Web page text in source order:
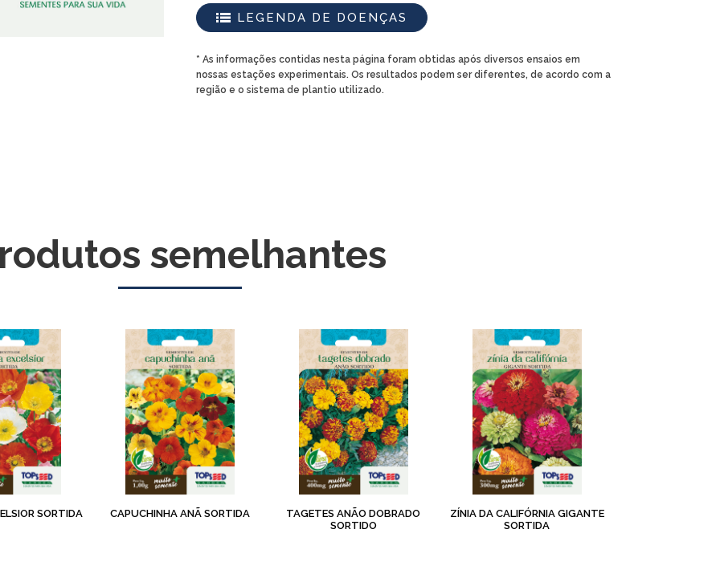
LEGENDA DE DOENÇAS
* As informações contidas nesta página foram obtidas após diversos ensaios em
nossas estações experimentais. Os resultados podem ser diferentes, de acordo com a
região e o sistema de plantio utilizado.
semelhantes
SORTIDA CAPUCHINHA ANÃ SORTIDA
TAGETES ANÃO DOBRADO
SORTIDO
ZÍNIA DA CALIFÓRNIA GIGANTE
SORTIDA